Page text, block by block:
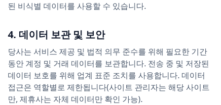
된 비식별 데이터를 사용할 수 있습니다.
4. 데이터 보관 및 보안
당사는 서비스 제공 및 법적 의무 준수를 위해 필요한 기간
동안 계정 및 거래 데이터를 보관합니다. 전송 중 및 저장된
데이터 보호를 위해 업계 표준 조치를 사용합니다. 데이터
접근은 역할별로 제한됩니다(사이트 관리자는 해당 사이트
만, 제휴사는 자체 데이터만 확인 가능).